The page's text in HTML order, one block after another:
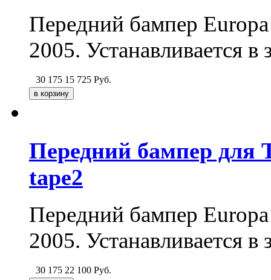
Передний бампер
2005. Устанавливается в
30 175 15 725 Руб.
Передний бампер для
tape2
Передний бампер
2005. Устанавливается в
30 175 22 100 Руб.